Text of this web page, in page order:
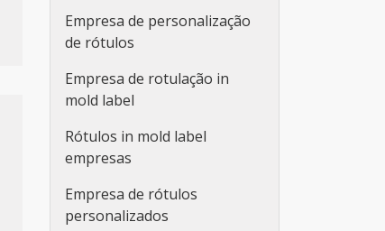
Empresa de personalização
de rótulos
Empresa de rotulação in
mold label
Rótulos in mold label
empresas
Empresa de rótulos
personalizados